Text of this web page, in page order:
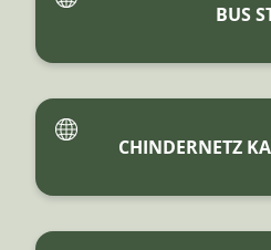
BUS
CHINDERNETZ